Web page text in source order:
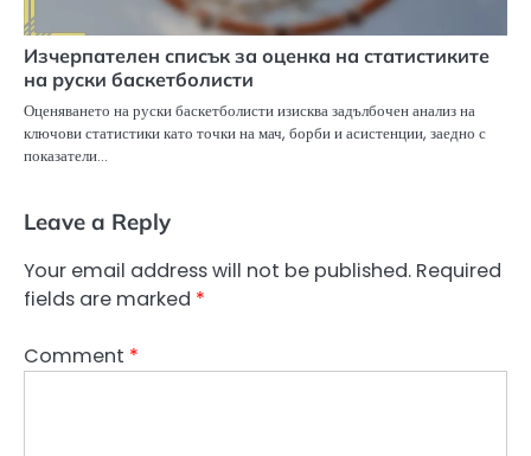
Изчерпателен списък за оценка на статистиките
на руски баскетболисти
Оценяването на руски баскетболисти изисква задълбочен анализ на
ключови статистики като точки на мач, борби и асистенции, заедно с
показатели…
Leave a Reply
Your email address will not be published. Required
fields are marked *
Comment *